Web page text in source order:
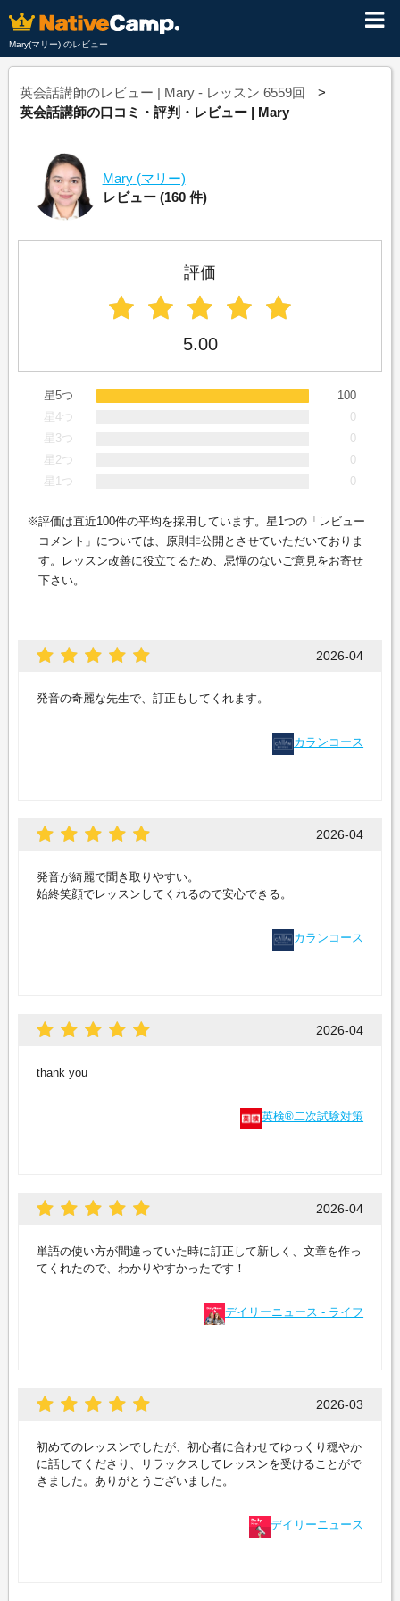
Mary(マリー) のレビュー
英会話講師のレビュー | Mary - レッスン 6559回
英会話講師の口コミ・評判・レビュー | Mary
Mary (マリー)
レビュー (160 件)
評価
5.00
星5つ
100
星4つ
0
星3つ
0
星2つ
0
星1つ
0
評価は直近100件の平均を採用しています。星1つの「レビュー
コメント」については、原則非公開とさせていただいておりま
す。レッスン改善に役立てるため、忌憚のないご意見をお寄せ
下さい。
2026-04
発音の奇麗な先生で、訂正もしてくれます。
カランコース
2026-04
発音が綺麗で聞き取りやすい。
始終笑顔でレッスンしてくれるので安心できる。
カランコース
2026-04
thank you
英検®二次試験対策
2026-04
単語の使い方が間違っていた時に訂正して新しく、文章を作っ
てくれたので、わかりやすかったです！
デイリーニュース - ライフ
2026-03
初めてのレッスンでしたが、初心者に合わせてゆっくり穏やか
に話してくださり、リラックスしてレッスンを受けることがで
きました。ありがとうございました。
デイリーニュース